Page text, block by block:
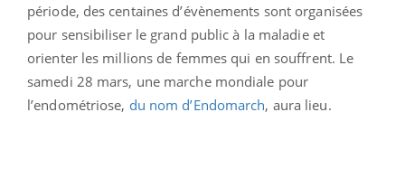
période, des centaines d’évènements sont organisées
pour sensibiliser le grand public à la maladie et
orienter les millions de femmes qui en souffrent. Le
samedi 28 mars, une marche mondiale pour
l’endométriose, du nom d’Endomarch, aura lieu.